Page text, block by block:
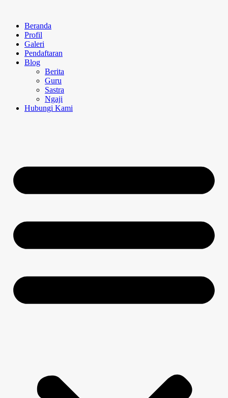
Beranda
Profil
Galeri
Pendaftaran
Blog
Berita
Guru
Sastra
Ngaji
Hubungi Kami